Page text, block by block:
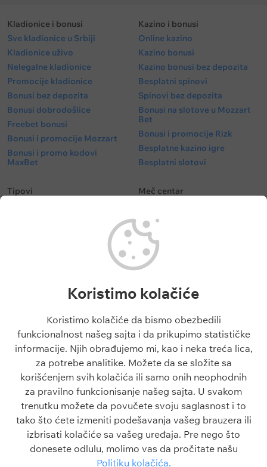
Kladionice i bonusi
Sve kladionice u Srbiji
Kladionice uživo
Nelegalne kladionice
Promocije kladionice
Bonusi bez depozita
Bonusi dobrodošlice
Freebet bonusi
Bonusi i promocije Mozzart
Bonusi i promo kodovi
MaxBet
Kazino i bonusi
Online kazino
Kazino bonusi
Kazino bonusi bez depozita
Besplatni spinovi
Spinovi bez depozita
Bonusi na slotove u Mozzart
Bet
Bonusi i promocije Rizk
Besplatne kazino igre
Besplatni slotovi
Tipovi
Liga Šampiona tipovi
Tiket dana
Besplatni tipovi 1x2
Meč centar
Fudbalske utakmice danas
Superliga Srbije
Liga Šampiona
Liga Evrope
Engleska Premijer Liga
Blogovi
Škola klađenja
Kazino škola
Sve o sportu
O sajtu
O nama
Kontakt
Odgovorno igranje
Politika privatnosti
Uslovi korišćenja
Politika kolačića
Koristimo kolačiće
Koristimo kolačiće da bismo obezbedili
funkcionalnost našeg sajta i da prikupimo statističke
informacije. Njih obrađujemo mi, kao i neka treća lica,
za potrebe analitike. Možete da se složite sa
korišćenjem svih kolačića ili samo onih neophodnih
za pravilno funkcionisanje našeg sajta. U svakom
trenutku možete da povučete svoju saglasnost i to
tako što ćete izmeniti podešavanja vašeg brauzera ili
izbrisati kolačiće sa vašeg uređaja. Pre nego što
donesete odlulu, molimo vas da pročitate našu
Politiku kolačića.